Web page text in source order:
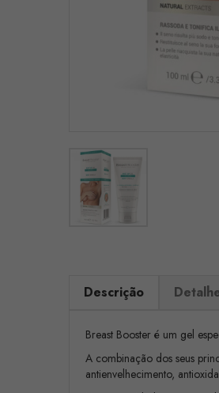
Descrição
Breast Booster é um gel
A combinação dos seus
antienvelhecimento,